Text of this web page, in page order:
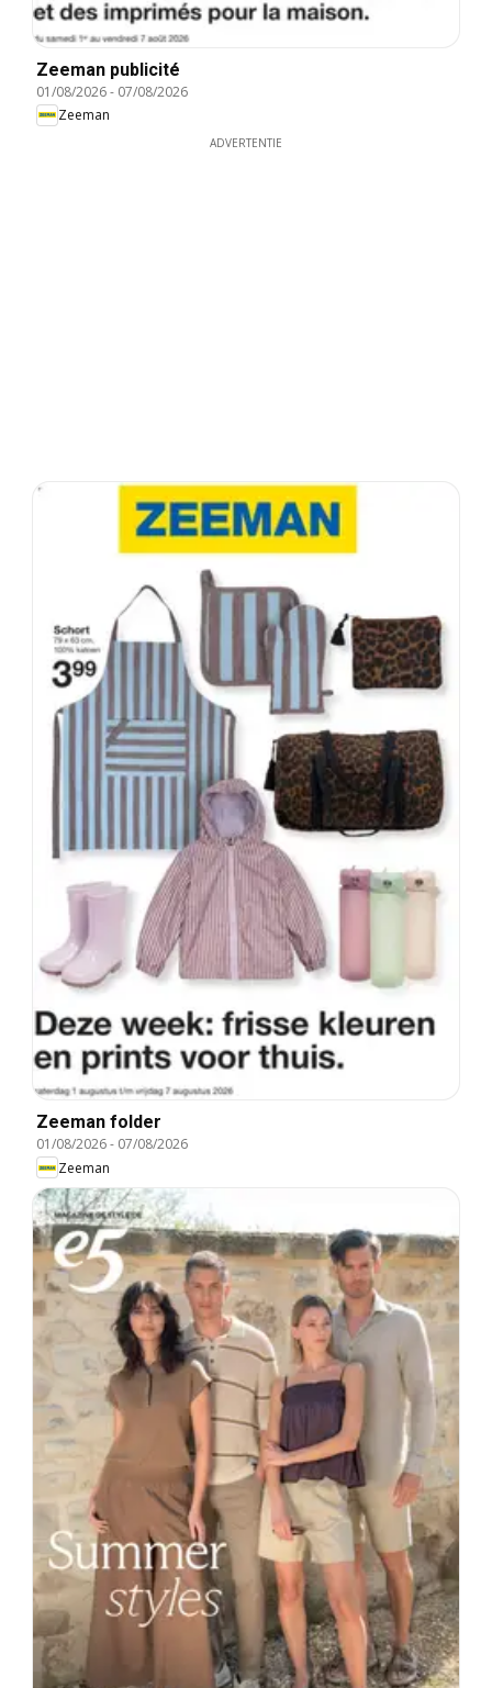
Zeeman publicité
01/08/2026- 07/08/2026
Zeeman
ADVERTENTIE
Zeeman folder
01/08/2026- 07/08/2026
Zeeman